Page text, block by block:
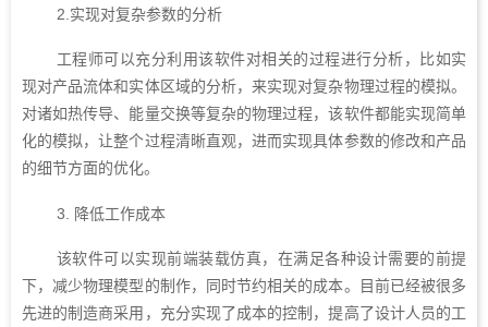
2.实现对复杂参数的分析
工程师可以充分利用该软件对相关的过程进行分析，比如实
现对产品流体和实体区域的分析，来实现对复杂物理过程的模拟。
对诸如热传导、能量交换等复杂的物理过程，该软件都能实现简单
化的模拟，让整个过程清晰直观，进而实现具体参数的修改和产品
的细节方面的优化。
3. 降低工作成本
该软件可以实现前端装载仿真，在满足各种设计需要的前提
下，减少物理模型的制作，同时节约相关的成本。目前已经被很多
先进的制造商采用，充分实现了成本的控制，提高了设计人员的工